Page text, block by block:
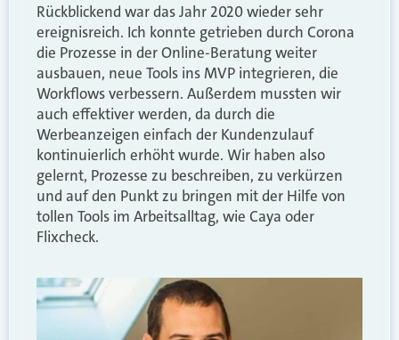
Rückblickend war das Jahr 2020 wieder sehr
ereignisreich. Ich konnte getrieben durch Corona
die Prozesse in der Online-Beratung weiter
ausbauen, neue Tools ins MVP integrieren, die
Workflows verbessern. Außerdem mussten wir
auch effektiver werden, da durch die
Werbeanzeigen einfach der Kundenzulauf
kontinuierlich erhöht wurde. Wir haben also
gelernt, Prozesse zu beschreiben, zu verkürzen
und auf den Punkt zu bringen mit der Hilfe von
tollen Tools im Arbeitsalltag, wie Caya oder
Flixcheck.